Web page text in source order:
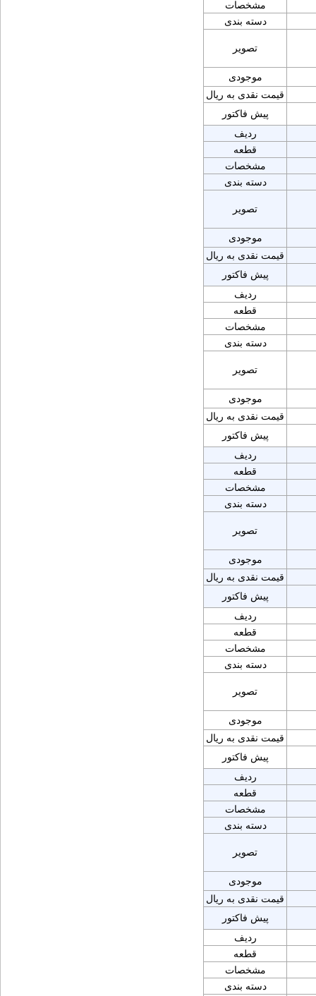
مشخصات
دسته بندی
تصویر
موجودی
قیمت نقدی به ریال
پیش فاکتور
ردیف
قطعه
مشخصات
دسته بندی
تصویر
موجودی
قیمت نقدی به ریال
پیش فاکتور
ردیف
قطعه
مشخصات
دسته بندی
تصویر
موجودی
قیمت نقدی به ریال
پیش فاکتور
ردیف
قطعه
مشخصات
دسته بندی
تصویر
موجودی
قیمت نقدی به ریال
پیش فاکتور
ردیف
قطعه
مشخصات
دسته بندی
تصویر
موجودی
قیمت نقدی به ریال
پیش فاکتور
ردیف
قطعه
مشخصات
دسته بندی
تصویر
موجودی
قیمت نقدی به ریال
پیش فاکتور
ردیف
قطعه
مشخصات
دسته بندی